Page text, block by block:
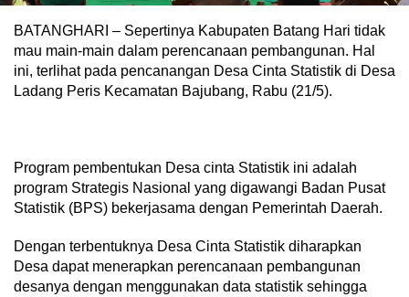
BATANGHARI – Sepertinya Kabupaten Batang Hari tidak
mau main-main dalam perencanaan pembangunan. Hal
ini, terlihat pada pencanangan Desa Cinta Statistik di Desa
Ladang Peris Kecamatan Bajubang, Rabu (21/5).
Program pembentukan Desa cinta Statistik ini adalah
program Strategis Nasional yang digawangi Badan Pusat
Statistik (BPS) bekerjasama dengan Pemerintah Daerah.
Dengan terbentuknya Desa Cinta Statistik diharapkan
Desa dapat menerapkan perencanaan pembangunan
desanya dengan menggunakan data statistik sehingga